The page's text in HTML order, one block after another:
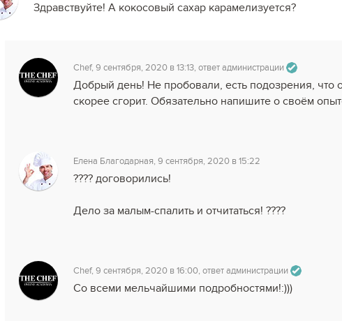
Здравствуйте! А кокосовый сахар карамелизуется?
Chef, 9 сентября, 2020 в 13:13, ответ администрации
Добрый день! Не пробовали, есть подозрения, что
скорее сгорит. Обязательно напишите о своём
Елена Благодарная, 9 сентября, 2020 в 15:22
???? договорились!
Дело за малым-спалить и отчитаться! ????
Chef, 9 сентября, 2020 в 16:00, ответ администрации
Со всеми мельчайшими подробностями!:)))